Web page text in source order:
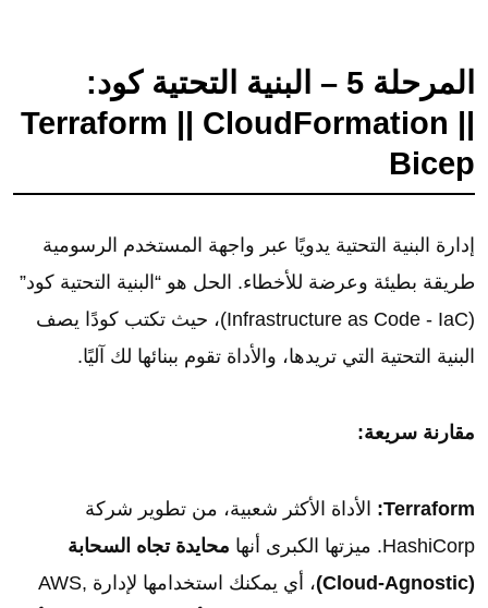
المرحلة 5 – البنية التحتية كود:
Terraform || CloudFormation ||
Bicep
إدارة البنية التحتية يدويًا عبر واجهة المستخدم الرسومية
طريقة بطيئة وعرضة للأخطاء. الحل هو “البنية التحتية كود”
(Infrastructure as Code - IaC)، حيث تكتب كودًا يصف
البنية التحتية التي تريدها، والأداة تقوم ببنائها لك آليًا.
مقارنة سريعة:
Terraform:
الأداة الأكثر شعبية، من تطوير شركة
HashiCorp. ميزتها الكبرى أنها
محايدة تجاه السحابة
(Cloud-Agnostic)
، أي يمكنك استخدامها لإدارة AWS,